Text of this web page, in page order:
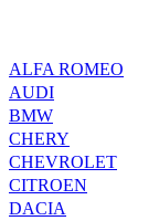
ALFA ROMEO
AUDI
BMW
CHERY
CHEVROLET
CITROEN
DACIA